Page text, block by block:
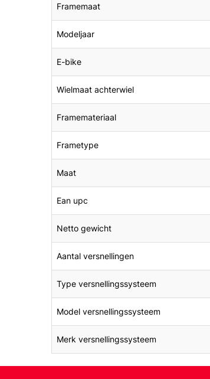
Framemaat
Modeljaar
E-bike
Wielmaat achterwiel
Framemateriaal
Frametype
Maat
Ean upc
Netto gewicht
Aantal versnellingen
Type versnellingssysteem
Model versnellingssysteem
Merk versnellingssysteem